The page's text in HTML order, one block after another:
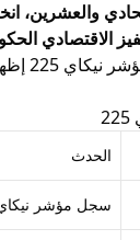
الاقتصادي
الحدث
سجل مؤشر نيكاي في